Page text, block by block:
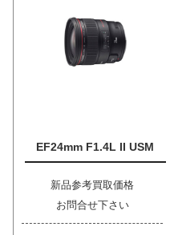
EF24mm F1.4L II USM
新品参考買取価格
お問合せ下さい